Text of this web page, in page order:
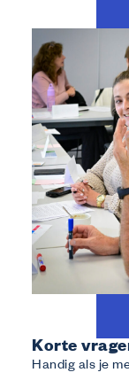
Korte
Handig als je